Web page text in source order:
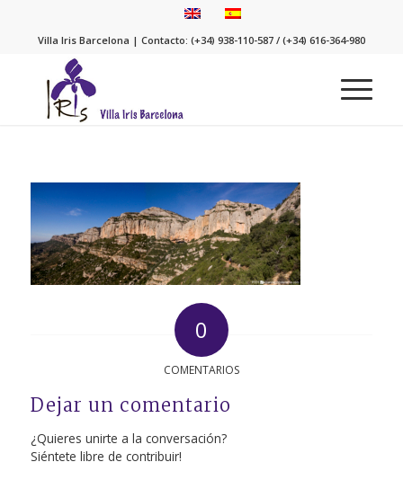
Villa Iris Barcelona | Contacto: (+34) 938-110-587 / (+34) 616-364-980
0
COMENTARIOS
Dejar un comentario
¿Quieres unirte a la conversación?
Siéntete libre de contribuir!